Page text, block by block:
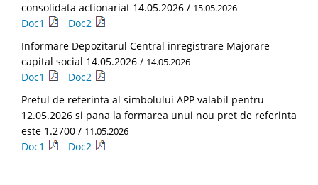
consolidata actionariat 14.05.2026 / 15.05.2026
Doc1
Doc2
Informare Depozitarul Central inregistrare Majorare
capital social 14.05.2026 / 14.05.2026
Doc1
Doc2
Pretul de referinta al simbolului APP valabil pentru
12.05.2026 si pana la formarea unui nou pret de referinta
este 1.2700 / 11.05.2026
Doc1 Doc2